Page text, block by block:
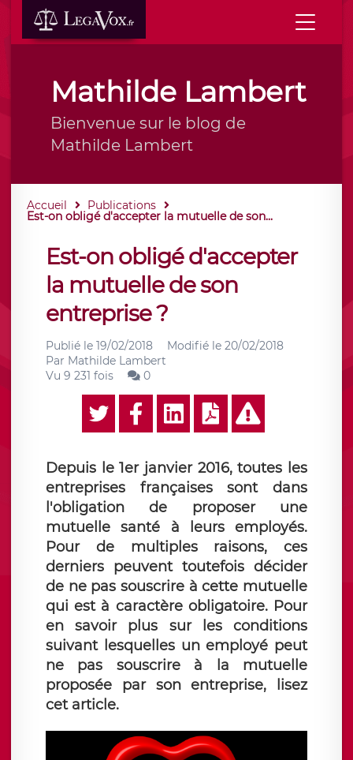
Mathilde Lambert
Bienvenue sur le blog de
Mathilde Lambert
Accueil Publications
Est-on obligé d'accepter la mutuelle de son...
Est-on obligé d'accepter
la mutuelle de son
entreprise ?
Publié le 19/02/2018 Modifié le 20/02/2018
Par Mathilde Lambert
Vu 9 231 fois
0
Depuis le 1er janvier 2016, toutes les
entreprises françaises sont dans
l'obligation de proposer une
mutuelle santé à leurs employés.
Pour de multiples raisons, ces
derniers peuvent toutefois décider
de ne pas souscrire à cette mutuelle
qui est à caractère obligatoire. Pour
en savoir plus sur les conditions
suivant lesquelles un employé peut
ne pas souscrire à la mutuelle
proposée par son entreprise, lisez
cet article.